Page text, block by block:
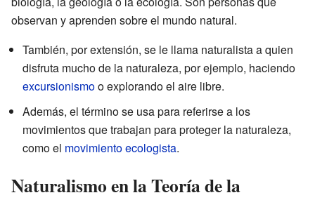
observan y aprenden sobre el mundo natural.
También, por extensión, se le llama naturalista a quien
disfruta mucho de la naturaleza, por ejemplo, haciendo
excursionismoo explorando el aire libre.
Además, el término se usa para referirse a los
movimientos que trabajan para proteger la naturaleza,
como el movimiento ecologista.
Naturalismo en la Teoría de la